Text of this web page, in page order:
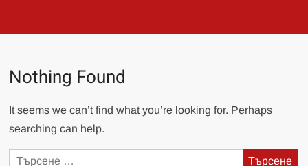
Nothing Found
It seems we can’t find what you’re looking for. Perhaps
searching can help.
Търсене